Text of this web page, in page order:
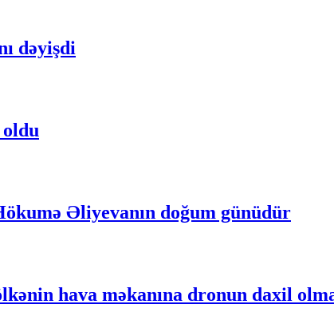
dəyişdi
Əliyevanın doğum günüdür
hava məkanına dronun daxil